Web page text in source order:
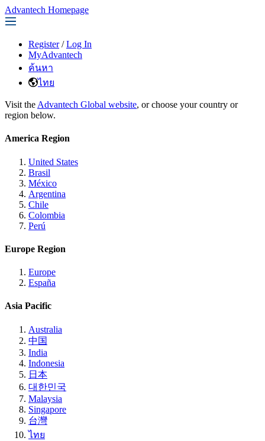
Advantech Homepage
Register / Log In
MyAdvantech
ค้นหา
ไทย
Visit the Advantech Global website, or choose your country or
region below.
America Region
United States
Brasil
México
Argentina
Chile
Colombia
Perú
Europe Region
Europe
España
Asia Pacific
Australia
中国
India
Indonesia
日本
대한민국
Malaysia
Singapore
台灣
ไทย